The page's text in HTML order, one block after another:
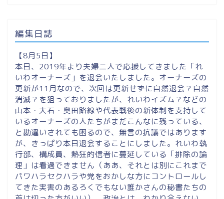
編集日誌
【8月5日】
本日、2019年より夫婦二人で応援してきました「れ
いわオーナーズ」を退会いたしました。オーナーズの
更新が11月なので、次回は更新せずに自然退会？自然
消滅？を狙っておりましたが、れいわイズム？などの
山本・大石・奥田路線や代表戦後の新体制を支持して
いるオーナーズの人たちがまだこんなに残っている、
と勘違いされても困るので、無言の抗議ではあります
が、きっぱり本日退会することにしました。れいわ執
行部、構成員、熱狂的信者に蔓延している「排除の論
理」は看過できません（ああ、それとは別にこれまで
パワハラセクハラや党をおかしな方にコントロールし
てきた実害のあるろくでもない誰かさんの秘書たちの